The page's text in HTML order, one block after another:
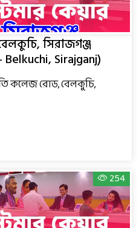
সিরাজগঞ্জ
Sirajganj)
কলেজ রোড, বেলকুচি,
254